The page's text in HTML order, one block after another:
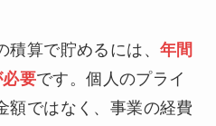
算で貯めるには、 年間
要です。個人のプライ
額ではなく、事業の経費